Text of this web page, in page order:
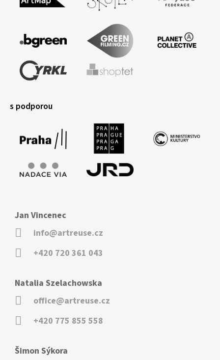
s podporou
Jan Vincenec
info@artreuse.cz
+420 720 361 043
Natalia Szelachowska
office@artreuse.cz
+420 775 855 558
Šimon Sýkora